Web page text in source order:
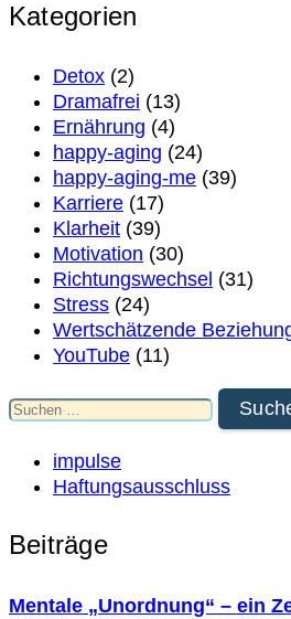
Kategorien
Detox (2)
Dramafrei (13)
Ernährung (4)
happy-aging (24)
happy-aging-me (39)
Karriere (17)
Klarheit (39)
Motivation (30)
Richtungswechsel (31)
Stress (24)
Wertschätzende
YouTube (11)
Suchen
nach:
impulse
Haftungsausschluss
Beiträge
Mentale „Unordnung“ – ein